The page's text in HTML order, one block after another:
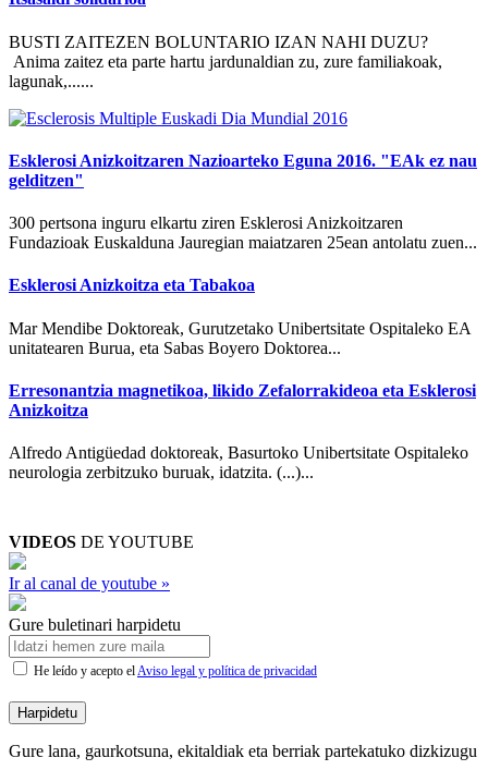
BUSTI ZAITEZEN BOLUNTARIO IZAN NAHI DUZU?
Anima zaitez eta parte hartu jardunaldian zu, zure familiakoak,
lagunak,......
Esklerosi Anizkoitzaren Nazioarteko Eguna 2016. "EAk ez nau
gelditzen"
300 pertsona inguru elkartu ziren Esklerosi Anizkoitzaren
Fundazioak Euskalduna Jauregian maiatzaren 25ean antolatu zuen...
Esklerosi Anizkoitza eta Tabakoa
Mar Mendibe Doktoreak, Gurutzetako Unibertsitate Ospitaleko EA
unitatearen Burua, eta Sabas Boyero Doktorea...
Erresonantzia magnetikoa, likido Zefalorrakideoa eta Esklerosi
Anizkoitza
Alfredo Antigüedad doktoreak, Basurtoko Unibertsitate Ospitaleko
neurologia zerbitzuko buruak, idatzita. (...)...
VIDEOS DE YOUTUBE
Ir al canal de youtube »
Gure buletinari harpidetu
He leído y acepto elAviso legal y política de privacidad
Harpidetu
Gure lana, gaurkotsuna, ekitaldiak eta berriak partekatuko dizkizugu